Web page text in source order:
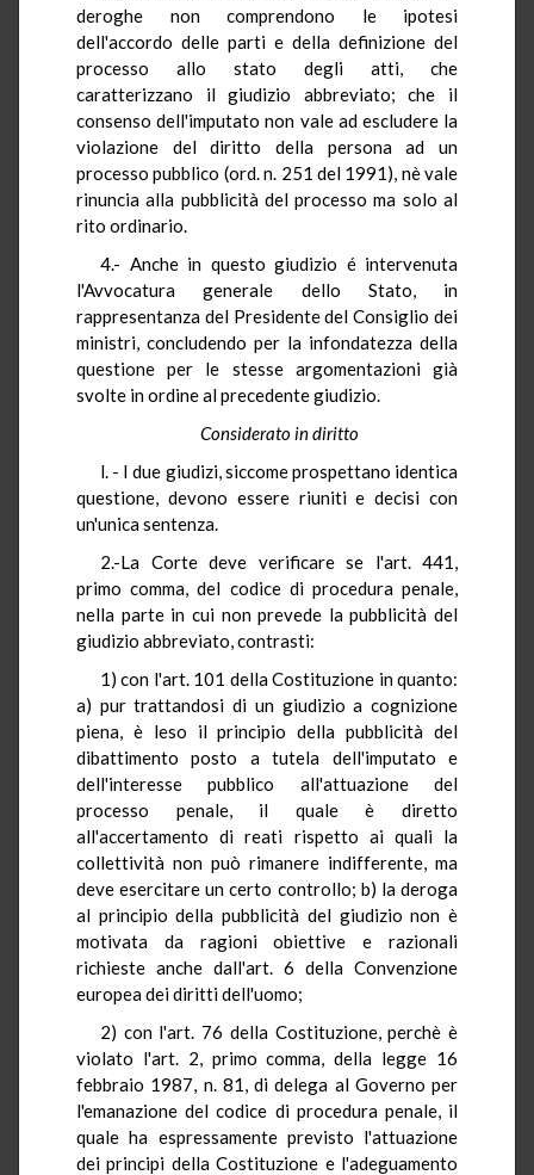
deroghe non comprendono le ipotesi
dell'accordo delle parti e della definizione del
processo allo stato degli atti, che
caratterizzano il giudizio abbreviato; che il
consenso dell'imputato non vale ad escludere la
violazione del diritto della persona ad un
processo pubblico (ord. n. 251 del 1991), nè vale
rinuncia alla pubblicità del processo ma solo al
rito ordinario.
4.- Anche in questo giudizio é intervenuta
l'Avvocatura generale dello Stato, in
rappresentanza del Presidente del Consiglio dei
ministri, concludendo per la infondatezza della
questione per le stesse argomentazioni già
svolte in ordine al precedente giudizio.
Considerato in diritto
l. - I due giudizi, siccome prospettano identica
questione, devono essere riuniti e decisi con
un'unica sentenza.
2.-La Corte deve verificare se l'art. 441,
primo comma, del codice di procedura penale,
nella parte in cui non prevede la pubblicità del
giudizio abbreviato, contrasti:
1) con l'art. 101 della Costituzione in quanto:
a) pur trattandosi di un giudizio a cognizione
piena, è leso il principio della pubblicità del
dibattimento posto a tutela dell'imputato e
dell'interesse pubblico all'attuazione del
processo penale, il quale è diretto
all'accertamento di reati rispetto ai quali la
collettività non può rimanere indifferente, ma
deve esercitare un certo controllo; b) la deroga
al principio della pubblicità del giudizio non è
motivata da ragioni obiettive e razionali
richieste anche dall'art. 6 della Convenzione
europea dei diritti dell'uomo;
2) con l'art. 76 della Costituzione, perchè è
violato l'art. 2, primo comma, della legge 16
febbraio 1987, n. 81, di delega al Governo per
l'emanazione del codice di procedura penale, il
quale ha espressamente previsto l'attuazione
dei principi della Costituzione e l'adeguamento